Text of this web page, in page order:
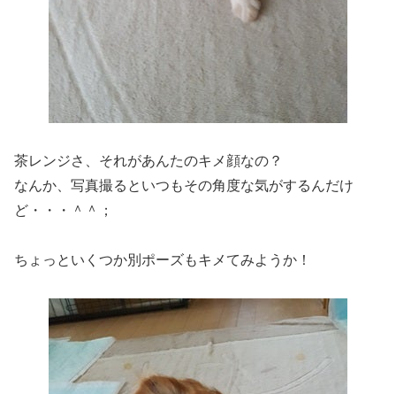
茶レンジさ、それがあんたのキメ顔なの？
なんか、写真撮るといつもその角度な気がするんだけ
ど・・・＾＾；
ちょっといくつか別ポーズもキメてみようか！